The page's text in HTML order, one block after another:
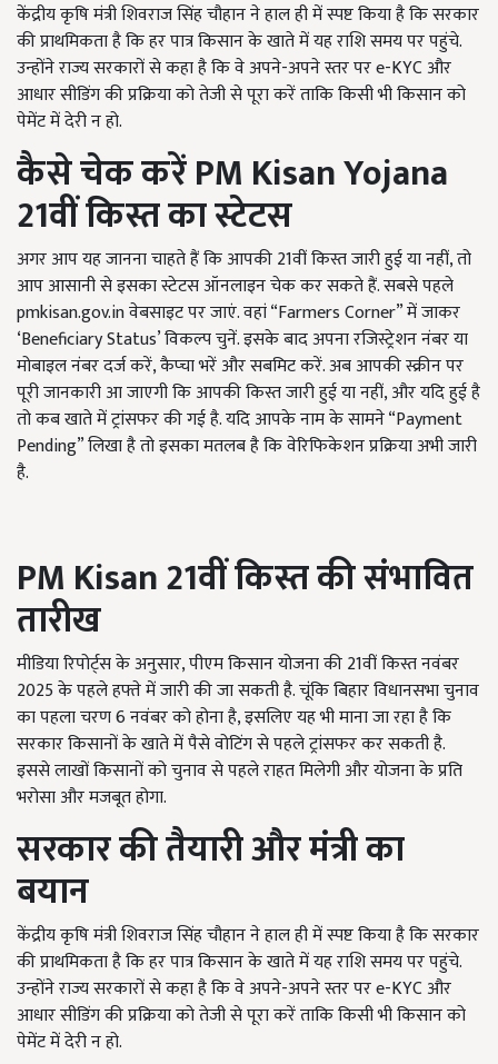
केंद्रीय कृषि मंत्री शिवराज सिंह चौहान ने हाल ही में स्पष्ट किया है कि सरकार
की प्राथमिकता है कि हर पात्र किसान के खाते में यह राशि समय पर पहुंचे.
उन्होंने राज्य सरकारों से कहा है कि वे अपने-अपने स्तर पर e-KYC और
आधार सीडिंग की प्रक्रिया को तेजी से पूरा करें ताकि किसी भी किसान को
पेमेंट में देरी न हो.
कैसे चेक करें PM Kisan Yojana
21वीं किस्त का स्टेटस
अगर आप यह जानना चाहते हैं कि आपकी 21वीं किस्त जारी हुई या नहीं, तो
आप आसानी से इसका स्टेटस ऑनलाइन चेक कर सकते हैं. सबसे पहले
pmkisan.gov.in वेबसाइट पर जाएं. वहां “Farmers Corner” में जाकर
‘Beneficiary Status’ विकल्प चुनें. इसके बाद अपना रजिस्ट्रेशन नंबर या
मोबाइल नंबर दर्ज करें, कैप्चा भरें और सबमिट करें. अब आपकी स्क्रीन पर
पूरी जानकारी आ जाएगी कि आपकी किस्त जारी हुई या नहीं, और यदि हुई है
तो कब खाते में ट्रांसफर की गई है. यदि आपके नाम के सामने “Payment
Pending” लिखा है तो इसका मतलब है कि वेरिफिकेशन प्रक्रिया अभी जारी
है.
PM Kisan 21वीं किस्त की संभावित
तारीख
मीडिया रिपोर्ट्स के अनुसार, पीएम किसान योजना की 21वीं किस्त नवंबर
2025 के पहले हफ्ते में जारी की जा सकती है. चूंकि बिहार विधानसभा चुनाव
का पहला चरण 6 नवंबर को होना है, इसलिए यह भी माना जा रहा है कि
सरकार किसानों के खाते में पैसे वोटिंग से पहले ट्रांसफर कर सकती है.
इससे लाखों किसानों को चुनाव से पहले राहत मिलेगी और योजना के प्रति
भरोसा और मजबूत होगा.
सरकार की तैयारी और मंत्री का
बयान
केंद्रीय कृषि मंत्री शिवराज सिंह चौहान ने हाल ही में स्पष्ट किया है कि सरकार
की प्राथमिकता है कि हर पात्र किसान के खाते में यह राशि समय पर पहुंचे.
उन्होंने राज्य सरकारों से कहा है कि वे अपने-अपने स्तर पर e-KYC और
आधार सीडिंग की प्रक्रिया को तेजी से पूरा करें ताकि किसी भी किसान को
पेमेंट में देरी न हो.